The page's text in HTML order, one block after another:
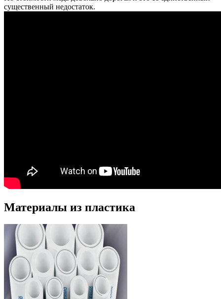
существенный недостаток.
Материалы из пластика